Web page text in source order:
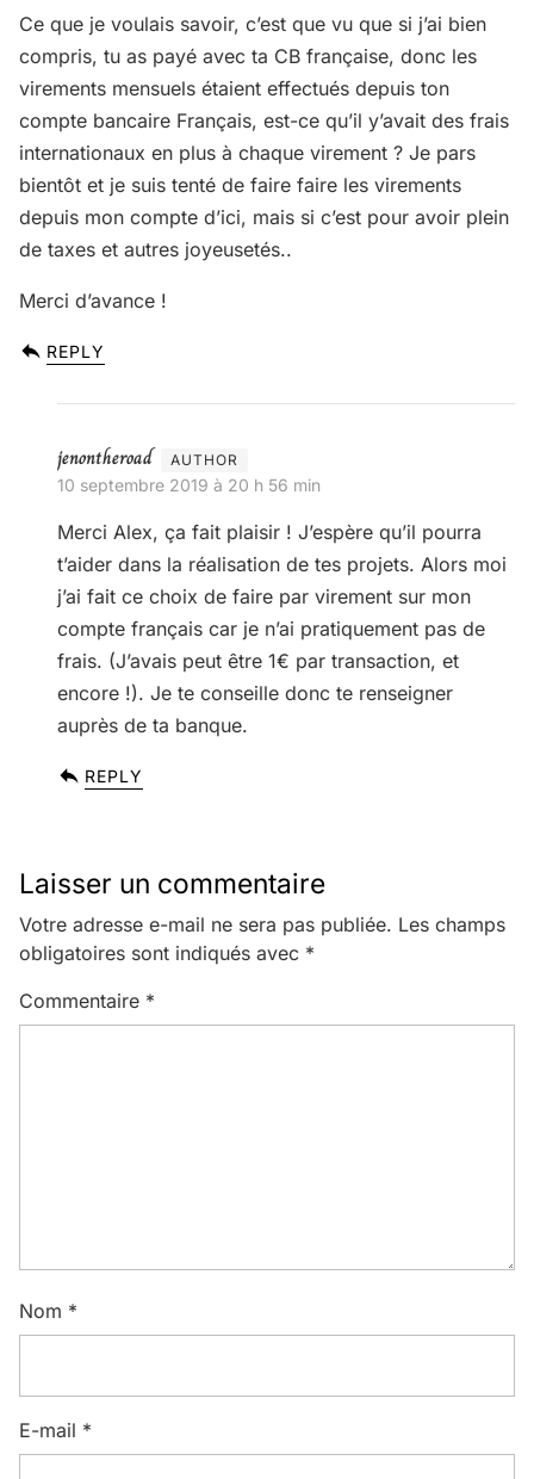
Ce que je voulais savoir, c’est que vu que si j’ai bien
compris, tu as payé avec ta CB française, donc les
virements mensuels étaient effectués depuis ton
compte bancaire Français, est-ce qu’il y’avait des frais
internationaux en plus à chaque virement ? Je pars
bientôt et je suis tenté de faire faire les virements
depuis mon compte d’ici, mais si c’est pour avoir plein
de taxes et autres joyeusetés..
Merci d’avance !
REPLY
jenontheroad
10 septembre 2019 à 20 h 56 min
Merci Alex, ça fait plaisir ! J’espère qu’il pourra
t’aider dans la réalisation de tes projets. Alors moi
j’ai fait ce choix de faire par virement sur mon
compte français car je n’ai pratiquement pas de
frais. (J’avais peut être 1€ par transaction, et
encore !). Je te conseille donc te renseigner
auprès de ta banque.
REPLY
Laisser un commentaire
Votre adresse e-mail ne sera pas publiée. Les champs
obligatoires sont indiqués avec *
Commentaire *
Nom *
E-mail *